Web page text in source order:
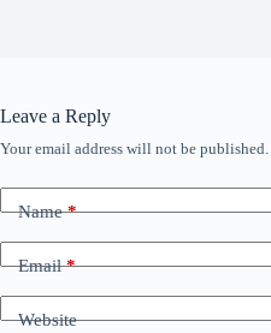
Leave a Reply
Your email address will not be published.
Name*
Email*
Website